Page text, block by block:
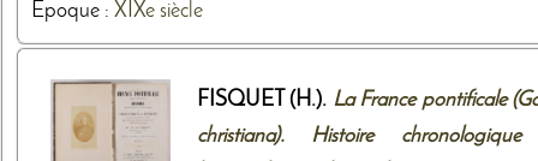
Epoque : XIXe siècle
FISQUET (H.). La France pontificale
christiana). Histoire